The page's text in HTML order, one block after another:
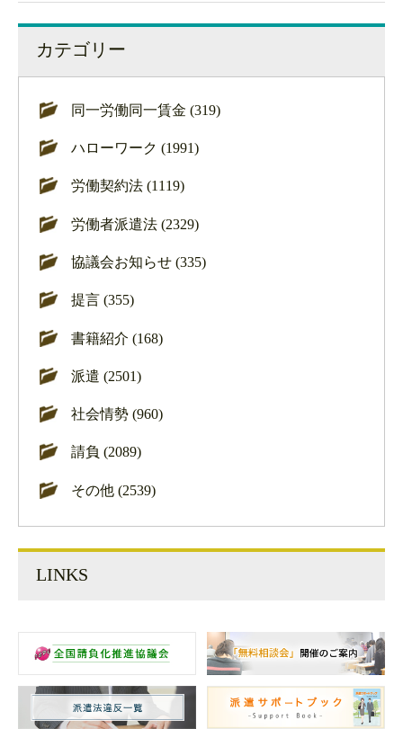
カテゴリー
同一労働同一賃金 (319)
ハローワーク (1991)
労働契約法 (1119)
労働者派遣法 (2329)
協議会お知らせ (335)
提言 (355)
書籍紹介 (168)
派遣 (2501)
社会情勢 (960)
請負 (2089)
その他 (2539)
LINKS